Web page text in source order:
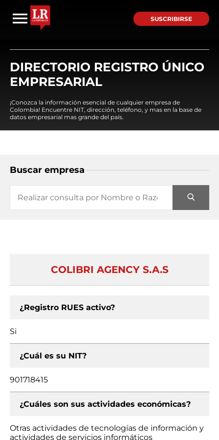
SUSCRIBIRSE
DIRECTORIO REGISTRO ÚNICO
EMPRESARIAL
¡Conozca la información esencial de cualquier empresa de
Colombia! Encuentre NIT, dirección, teléfono, y mas en la base de
datos empresarial mas grande del país.
Buscar empresa
COLIBRI AGENCY S.A.S
¿Registro RUES activo?
Si
¿Cuál es su NIT?
901718415
¿Cuáles son sus actividades económicas?
Otras actividades de tecnologías de información y
actividades de servicios informáticos